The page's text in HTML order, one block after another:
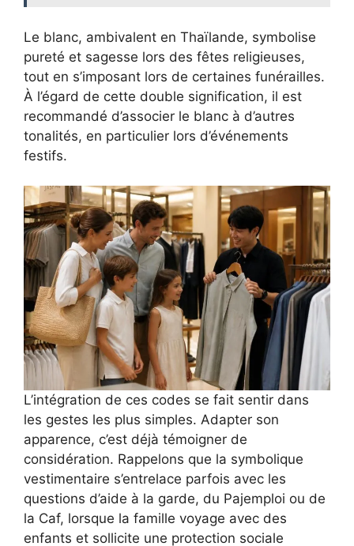
Le blanc, ambivalent en Thaïlande, symbolise
pureté et sagesse lors des fêtes religieuses,
tout en s’imposant lors de certaines funérailles.
À l’égard de cette double signification, il est
recommandé d’associer le blanc à d’autres
tonalités, en particulier lors d’événements
festifs.
L’intégration de ces codes se fait sentir dans
les gestes les plus simples. Adapter son
apparence, c’est déjà témoigner de
considération. Rappelons que la symbolique
vestimentaire s’entrelace parfois avec les
questions d’aide à la garde, du Pajemploi ou de
la Caf, lorsque la famille voyage avec des
enfants et sollicite une protection sociale